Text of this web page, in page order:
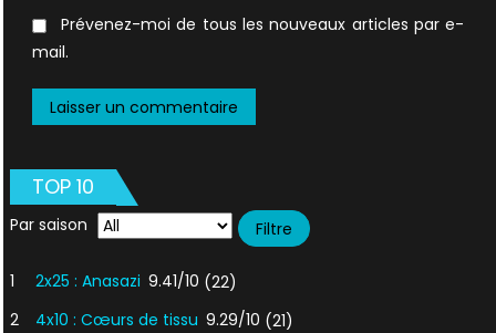
Prévenez-moi de tous les nouveaux articles par e-
mail.
TOP 10
Par saison
1 2x25 : Anasazi 9.41/10 (22)
2
4x10 : Cœurs de tissu 9.29/10 (21)